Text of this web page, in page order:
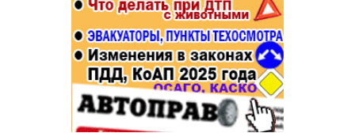
Спорт Фитнес
Недвижимость
Красота Косметология
Ремонт
Социальные организации
Это интересно
Администрация